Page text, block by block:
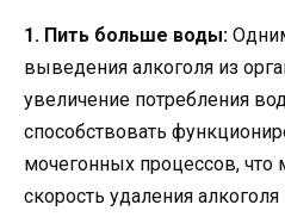
1. Пить больше воды:
выведения алкоголя из
увеличение потребления
способствовать
мочегонных процессов, что
скорость удаления алкоголя